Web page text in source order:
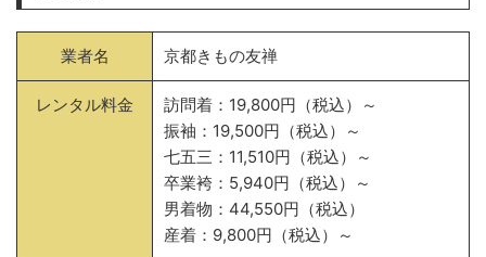
業者名 京都きもの友禅
レンタル料金
訪問着：19,800円（税込）～
振袖：19,500円（税込）～
七五三：11,510円（税込）～
卒業袴：5,940円（税込）～
男着物：44,550円（税込）
産着：9,800円（税込）～